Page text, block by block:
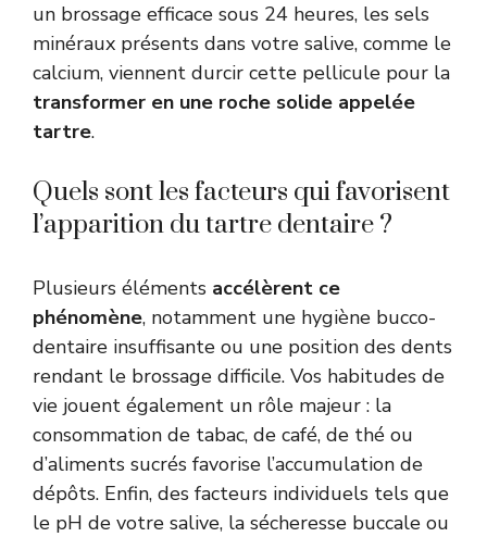
un brossage efficace sous 24 heures, les sels
minéraux présents dans votre salive, comme le
calcium, viennent durcir cette pellicule pour la
transformer en une roche solide appelée
tartre.
Quels sont les facteurs qui favorisent
l’apparition du tartre dentaire ?
Plusieurs éléments accélèrent ce
phénomène, notamment une hygiène bucco-
dentaire insuffisante ou une position des dents
rendant le brossage difficile. Vos habitudes de
vie jouent également un rôle majeur : la
consommation de tabac, de café, de thé ou
d’aliments sucrés favorise l’accumulation de
dépôts. Enfin, des facteurs individuels tels que
le pH de votre salive, la sécheresse buccale ou